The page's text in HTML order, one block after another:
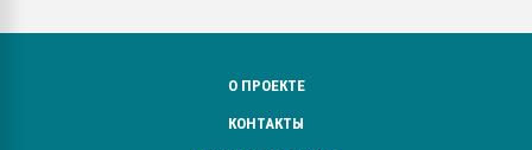
О ПРОЕКТЕ
КОНТАКТЫ